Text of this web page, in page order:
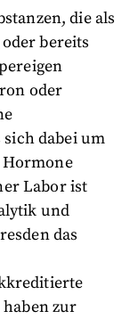
die als
bereits
oder
dabei um
Labor ist
und
das
zur